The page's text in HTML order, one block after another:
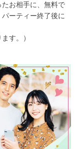
お相手に、無料で
ーティー終了後に
す。）